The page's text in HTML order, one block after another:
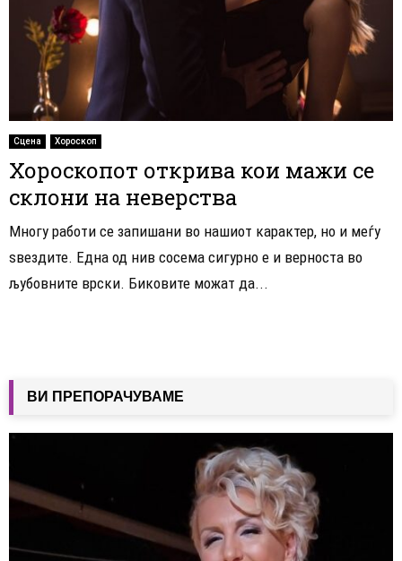
Сцена Хороскоп
Хороскопот открива кои мажи се
склони на неверства
Многу работи се запишани во нашиот карактер, но и меѓу
ѕвездите. Една од нив сосема сигурно е и верноста во
љубовните врски. Биковите можат да...
ВИ ПРЕПОРАЧУВАМЕ